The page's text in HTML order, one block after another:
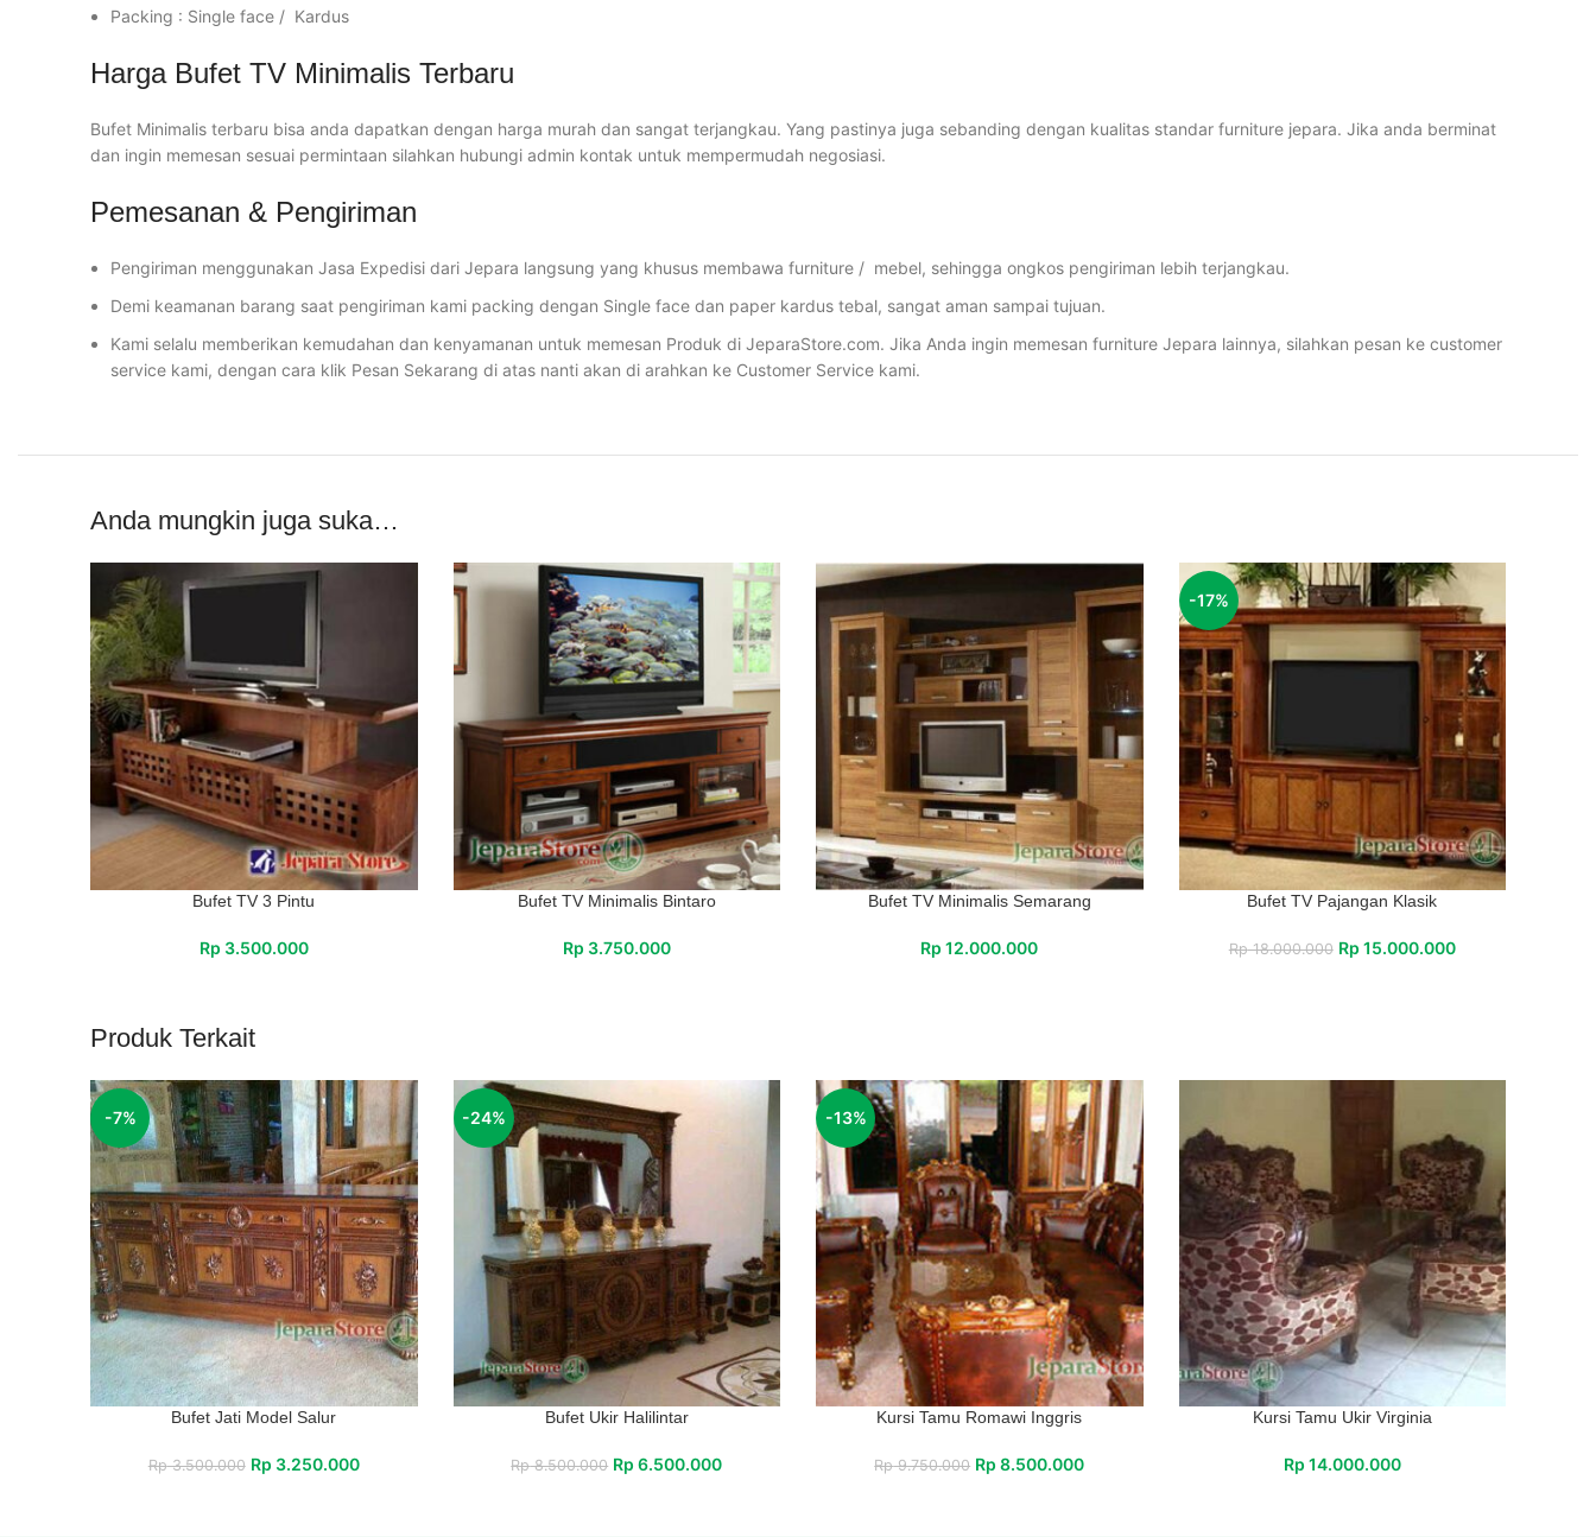
Packing : Single face / Kardus
Harga Bufet TV Minimalis Terbaru
Bufet Minimalis terbaru bisa anda dapatkan dengan harga murah dan sangat terjangkau. Yang pastinya juga sebanding dengan kualitas standar furniture jepara. Jika anda berminat
dan ingin memesan sesuai permintaan silahkan hubungi admin kontak untuk mempermudah negosiasi.
Pemesanan & Pengiriman
Pengiriman menggunakan Jasa Expedisi dari Jepara langsung yang khusus membawa furniture / mebel, sehingga ongkos pengiriman lebih terjangkau.
Demi keamanan barang saat pengiriman kami packing dengan Single face dan paper kardus tebal, sangat aman sampai tujuan.
Kami selalu memberikan kemudahan dan kenyamanan untuk memesan Produk di JeparaStore.com. Jika Anda ingin memesan furniture Jepara lainnya, silahkan pesan ke customer
service kami, dengan cara klik Pesan Sekarang di atas nanti akan di arahkan ke Customer Service kami.
Anda mungkin juga suka…
Bufet TV 3 Pintu
Rp 3.500.000
Bufet TV Minimalis Bintaro
Rp 3.750.000
Bufet TV Minimalis Semarang
Rp 12.000.000
-17%
Bufet TV Pajangan Klasik
Rp18.000.000 Rp 15.000.000
Produk Terkait
-7%
Bufet Jati Model Salur
Rp3.500.000 Rp 3.250.000
-24%
Bufet Ukir Halilintar
Rp8.500.000 Rp 6.500.000
-13%
Kursi Tamu Romawi Inggris
Rp9.750.000 Rp 8.500.000
Kursi Tamu Ukir Virginia
Rp 14.000.000